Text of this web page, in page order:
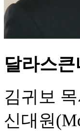
달라스
김귀보
신대원